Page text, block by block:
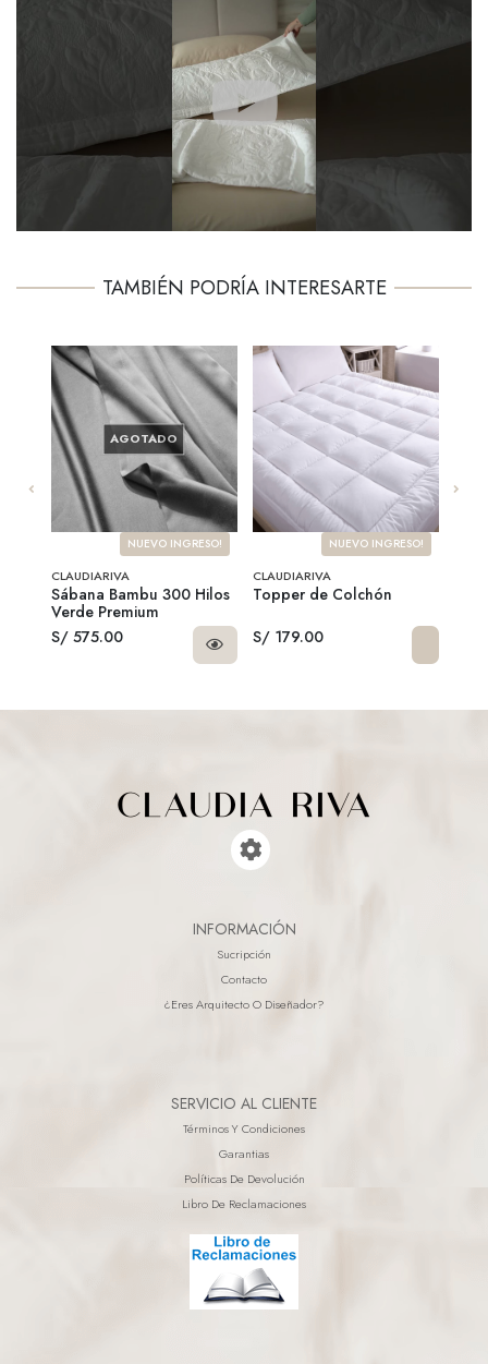
TAMBIÉN PODRÍA INTERESARTE
AGOTADO
NUEVO INGRESO!
CLAUDIARIVA
Sábana Bambu 300 Hilos
Verde Premium
S/ 575.00
NUEVO INGRESO!
CLAUDIARIVA
Topper de Colchón
S/ 179.00
INFORMACIÓN
Sucripción
Contacto
¿eres Arquitecto O Diseñador?
SERVICIO AL CLIENTE
Términos Y Condiciones
Garantias
Políticas De Devolución
Libro De Reclamaciones